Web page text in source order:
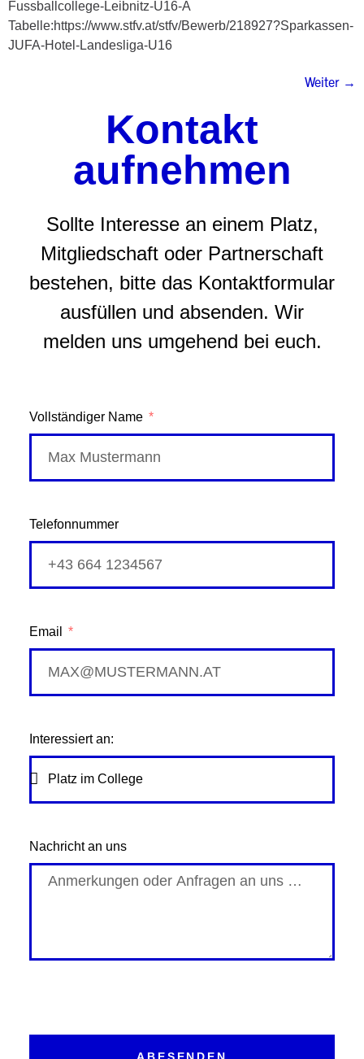
Fussballcollege-Leibnitz-U16-A
Tabelle:https://www.stfv.at/stfv/Bewerb/218927?Sparkassen-
JUFA-Hotel-Landesliga-U16
Weiter →
Kontakt
aufnehmen
Sollte Interesse an einem Platz,
Mitgliedschaft oder Partnerschaft
bestehen, bitte das Kontaktformular
ausfüllen und absenden. Wir
melden uns umgehend bei euch.
Vollständiger Name
Telefonnummer
Email
Interessiert an:
Nachricht an uns
ABESENDEN